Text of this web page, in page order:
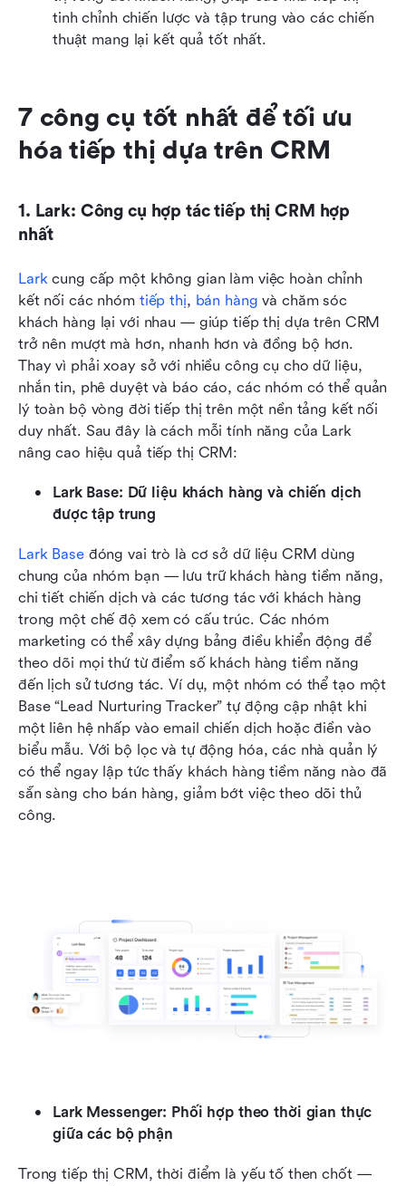
tinh chỉnh chiến lược và tập trung vào các chiến
thuật mang lại kết quả tốt nhất.
7 công cụ tốt nhất để tối ưu
hóa tiếp thị dựa trên CRM
1. Lark: Công cụ hợp tác tiếp thị CRM hợp
nhất
Lark cung cấp một không gian làm việc hoàn chỉnh
kết nối các nhóm tiếp thị, bán hàng và chăm sóc
khách hàng lại với nhau — giúp tiếp thị dựa trên CRM
trở nên mượt mà hơn, nhanh hơn và đồng bộ hơn.
Thay vì phải xoay sở với nhiều công cụ cho dữ liệu,
nhắn tin, phê duyệt và báo cáo, các nhóm có thể quản
lý toàn bộ vòng đời tiếp thị trên một nền tảng kết nối
duy nhất. Sau đây là cách mỗi tính năng của Lark
nâng cao hiệu quả tiếp thị CRM:
Lark Base: Dữ liệu khách hàng và chiến dịch
được tập trung
Lark Base đóng vai trò là cơ sở dữ liệu CRM dùng
chung của nhóm bạn — lưu trữ khách hàng tiềm năng,
chi tiết chiến dịch và các tương tác với khách hàng
trong một chế độ xem có cấu trúc. Các nhóm
marketing có thể xây dựng bảng điều khiển động để
theo dõi mọi thứ từ điểm số khách hàng tiềm năng
đến lịch sử tương tác. Ví dụ, một nhóm có thể tạo một
Base “Lead Nurturing Tracker” tự động cập nhật khi
một liên hệ nhấp vào email chiến dịch hoặc điền vào
biểu mẫu. Với bộ lọc và tự động hóa, các nhà quản lý
có thể ngay lập tức thấy khách hàng tiềm năng nào đã
sẵn sàng cho bán hàng, giảm bớt việc theo dõi thủ
công.
Lark Messenger: Phối hợp theo thời gian thực
giữa các bộ phận
Trong tiếp thị CRM, thời điểm là yếu tố then chốt —